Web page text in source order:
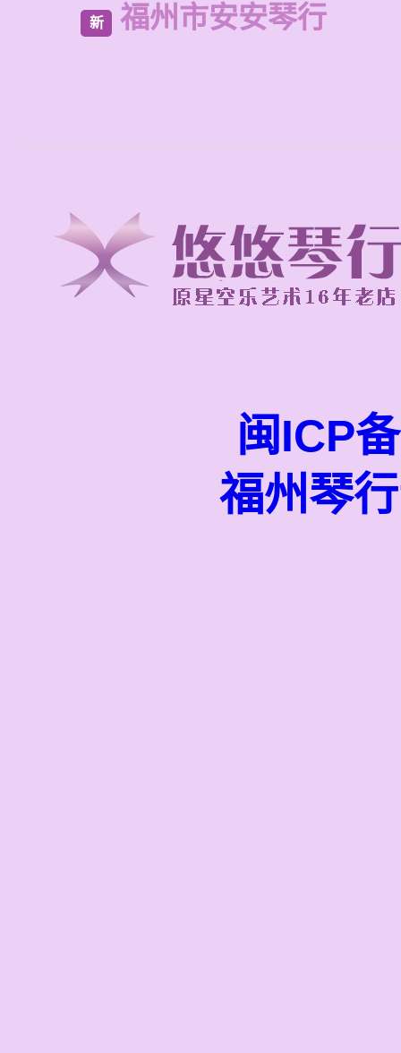
新 福州市安安琴行
闽ICP
福州琴